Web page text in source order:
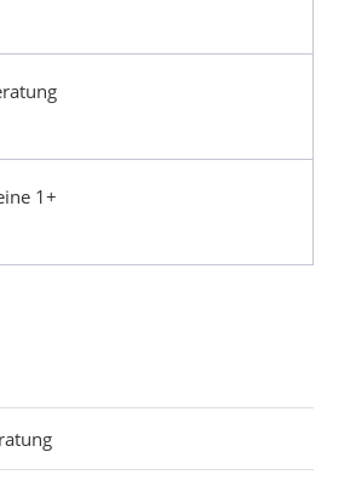
1+